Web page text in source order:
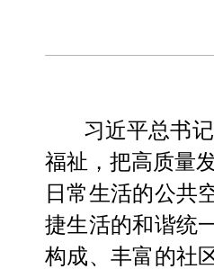
习近平总书记
福祉，把高质量
日常生活的公共
捷生活的和谐统
构成、丰富的社